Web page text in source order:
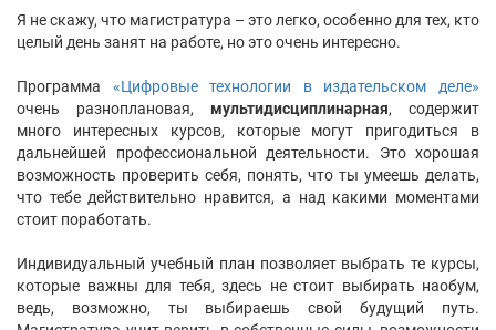
Я не скажу, что магистратура – это легко, особенно для тех, кто
целый день занят на работе, но это очень интересно.
Программа «Цифровые технологии в издательском деле»
очень разноплановая, мультидисциплинарная, содержит
много интересных курсов, которые могут пригодиться в
дальнейшей профессиональной деятельности. Это хорошая
возможность проверить себя, понять, что ты умеешь делать,
что тебе действительно нравится, а над какими моментами
стоит поработать.
Индивидуальный учебный план позволяет выбрать те курсы,
которые важны для тебя, здесь не стоит выбирать наобум,
ведь, возможно, ты выбираешь свой будущий путь.